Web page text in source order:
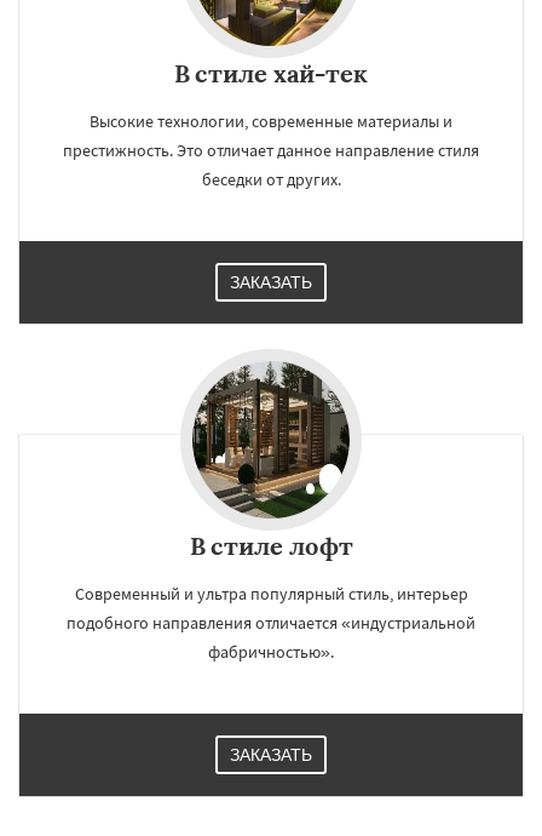
В стиле хай-тек
Высокие технологии, современные материалы и
престижность. Это отличает данное направление стиля
беседки от других.
ЗАКАЗАТЬ
В стиле лофт
Современный и ультра популярный стиль, интерьер
подобного направления отличается «индустриальной
фабричностью».
ЗАКАЗАТЬ